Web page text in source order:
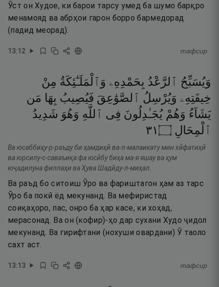
Ӯст он Худое, ки барои тарсу умед ба шумо барқро
менамояд ва абрҳои гарон борро бармедорад
(падид меорад).
13:12 тафсир
وَيُسَبِّحُ ٱلرَّعْدُ بِحَمْدِهِۦ وَٱلْمَلَـٰٓئِكَةُ مِنْ
خِيفَتِهِۦ وَيُرْسِلُ ٱلصَّوَٰعِقَ فَيُصِيبُ بِهَا مَن
يَشَآءُ وَهُمْ يُجَـٰدِلُونَ فِى ٱللَّهِ وَهُوَ شَدِيدُ
ٱلْمِحَالِ ۝١٣
Ва юсаббиҳу-р-раъду би ҳамдиҳӣ ва-л-малаикату мин хӣфатиҳӣ
ва юрсилу-с-саваъиқа фа юсӣбу биҳа ма-я яшау ва ҳум
юҷадилуна филлаҳи ва Ҳува Шадӣду-л-миҳал.
Ва раъд бо ситоиш Ӯро ва фариштагон ҳам аз тарс
Ӯро ба покӣ ёд мекунанд. Ва мефиристад
соиқаҳоро, пас, онро ба ҳар касе, ки хоҳад,
мерасонад. Ва он (кофир)-ҳо дар сухани Худо ҷидол
мекунанд. Ва гирифтани (нохуши овардани) Ӯ таоло
сахт аст.
13:13 тафсир